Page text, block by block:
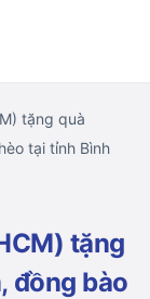
tặng quà
tại tỉnh Bình
tặng
đồng bào